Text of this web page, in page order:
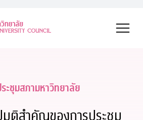
ะชุมสภามหาวิทยาลัย
ติสำคัญของการประชุม